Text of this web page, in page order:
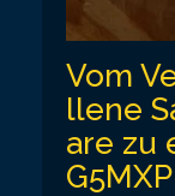
Vom
llene
are zu